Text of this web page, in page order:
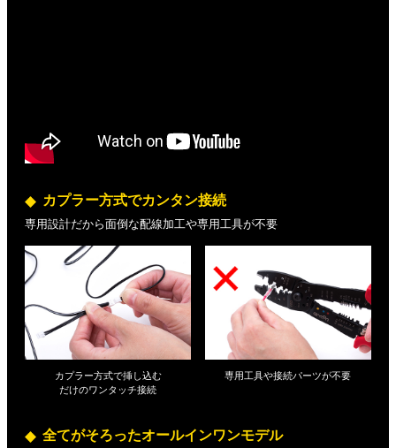
カプラー方式でカンタン接続
専用設計だから面倒な配線加工や専用工具が不要
カプラー方式で挿し込む
だけのワンタッチ接続
専用工具や接続パーツが不要
全てがそろったオールインワンモデル